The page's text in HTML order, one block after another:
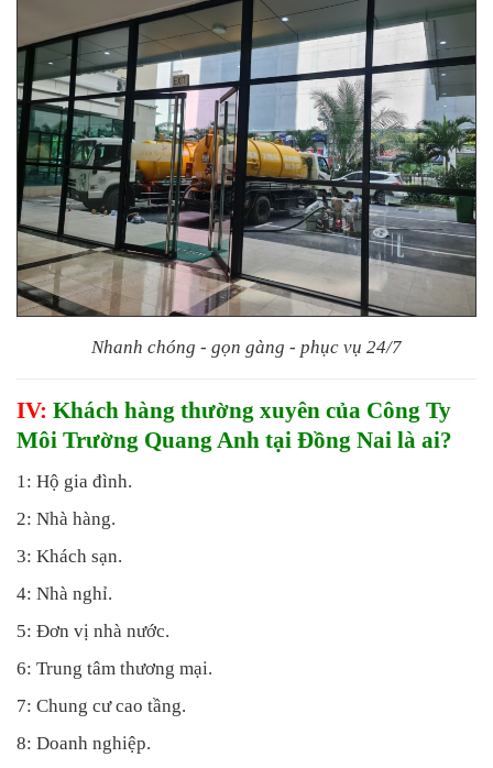
Nhanh chóng - gọn gàng - phục vụ 24/7
IV: Khách hàng thường xuyên của Công Ty
Môi Trường Quang Anh tại Đồng Nai là ai?
1: Hộ gia đình.
2: Nhà hàng.
3: Khách sạn.
4: Nhà nghỉ.
5: Đơn vị nhà nước.
6: Trung tâm thương mại.
7: Chung cư cao tầng.
8: Doanh nghiệp.